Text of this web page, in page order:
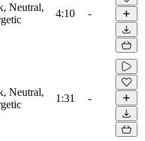
Neutral,
4:10 -
Neutral,
1:31 -